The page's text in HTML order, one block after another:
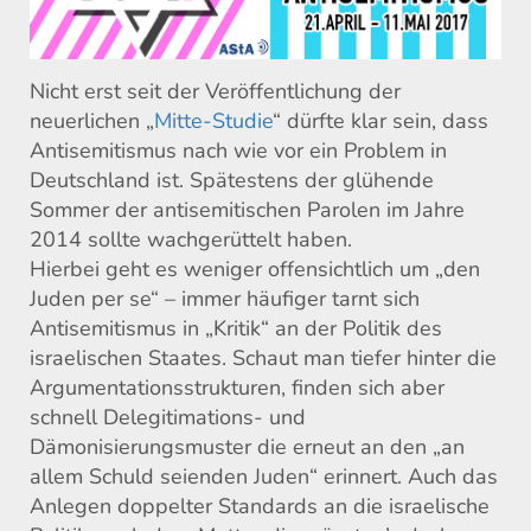
Nicht erst seit der Veröffentlichung der
neuerlichen „Mitte-Studie“ dürfte klar sein, dass
Antisemitismus nach wie vor ein Problem in
Deutschland ist. Spätestens der glühende
Sommer der antisemitischen Parolen im Jahre
2014 sollte wachgerüttelt haben.
Hierbei geht es weniger offensichtlich um „den
Juden per se“ – immer häufiger tarnt sich
Antisemitismus in „Kritik“ an der Politik des
israelischen Staates. Schaut man tiefer hinter die
Argumentationsstrukturen, finden sich aber
schnell Delegitimations- und
Dämonisierungsmuster die erneut an den „an
allem Schuld seienden Juden“ erinnert. Auch das
Anlegen doppelter Standards an die israelische